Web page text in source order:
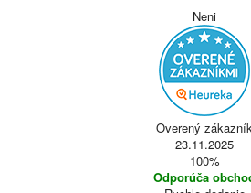
Neni
Overený
23.11.2025
100%
Odporúča